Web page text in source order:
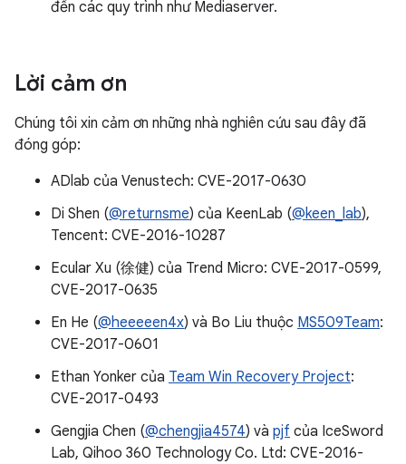
đến các quy trình như Mediaserver.
Lời cảm ơn
Chúng tôi xin cảm ơn những nhà nghiên cứu sau đây đã
đóng góp:
ADlab của Venustech: CVE-2017-0630
Di Shen (@returnsme) của KeenLab (@keen_lab),
Tencent: CVE-2016-10287
Ecular Xu (徐健) của Trend Micro: CVE-2017-0599,
CVE-2017-0635
En He (@heeeeen4x) và Bo Liu thuộc MS509Team:
CVE-2017-0601
Ethan Yonker của Team Win Recovery Project:
CVE-2017-0493
Gengjia Chen (@chengjia4574) và pjf của IceSword
Lab, Qihoo 360 Technology Co. Ltd: CVE-2016-